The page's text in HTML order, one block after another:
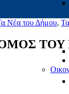
Νέα του Δήμου,